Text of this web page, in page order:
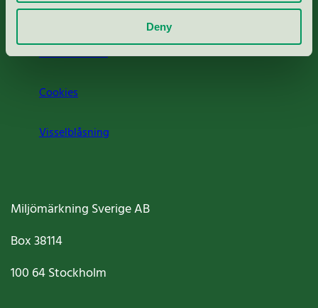
Deny
Om oss
Jobba hos oss
Cookies
Visselblåsning
Miljömärkning Sverige AB
Box38114
100 64Stockholm